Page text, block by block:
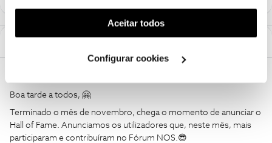
funcionalidade) e adaptar anúncios aos seus interesses
(cookies de publicidade personalizada). Pode gerir a
utilização dos cookies clicando em "Configurar
Aceitar todos
Configurar cookies
Boa tarde a todos, 🤗
Terminado o mês de novembro, chega o momento de anunciar o
Hall of Fame. Anunciamos os utilizadores que, neste mês, mais
participaram e contribuíram no Fórum NOS.😎